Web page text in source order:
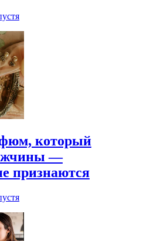
который
—
признаются